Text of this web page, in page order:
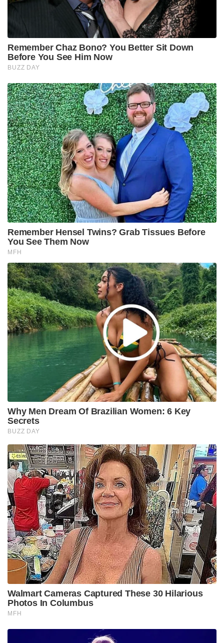
Remember Chaz Bono? You Better Sit Down
Before You See Him Now
BUZZ DAY
Remember Hensel Twins? Grab Tissues Before
You See Them Now
MFH
Why Men Dream Of Brazilian Women: 6 Key
Secrets
BUZZ DAY
Walmart Cameras Captured These 30 Hilarious
Photos In Columbus
MFH